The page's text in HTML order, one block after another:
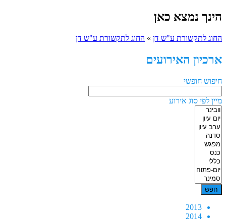
הינך נמצא כאן
החוג לתקשורת ע"ש דן » החוג לתקשורת ע"ש דן
ארכיון האירועים
חיפוש חופשי
מיין לפי סוג אירוע
2013
2014